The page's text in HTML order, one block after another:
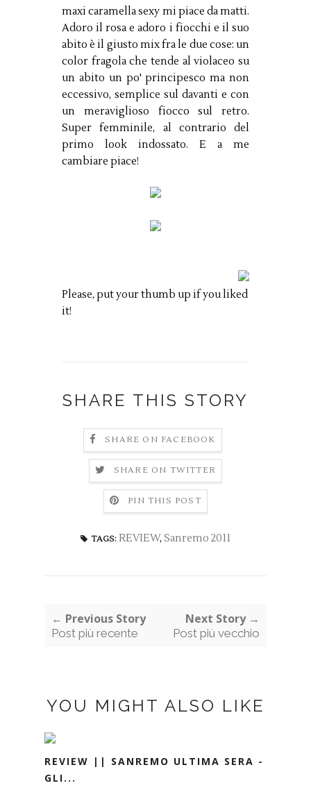
maxi caramella sexy mi piace da matti.
Adoro il rosa e adoro i fiocchi e il suo
abito è il giusto mix fra le due cose: un
color fragola che tende al violaceo su
un abito un po' principesco ma non
eccessivo, semplice sul davanti e con
un meraviglioso fiocco sul retro.
Super femminile, al contrario del
primo look indossato. E a me
cambiare piace!
Please, put your thumb up if you liked
it!
SHARE THIS STORY
SHARE ON FACEBOOK
SHARE ON TWITTER
PIN THIS POST
TAGS: REVIEW, Sanremo 2011
← Previous Story
Post più recente
Next Story →
Post più vecchio
YOU MIGHT ALSO LIKE
REVIEW || SANREMO ULTIMA SERA -
GLI...